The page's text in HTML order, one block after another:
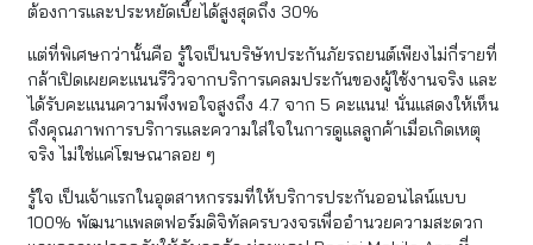
ต้องการและประหยัดเบี้ยได้สูงสุดถึง 30%
แต่ที่พิเศษกว่านั้นคือ รู้ใจเป็นบริษัทประกันภัยรถยนต์เพียงไม่กี่รายที่
กล้าเปิดเผยคะแนนรีวิวจากบริการเคลมประกันของผู้ใช้งานจริง และ
ได้รับคะแนนความพึงพอใจสูงถึง 4.7 จาก 5 คะแนน! นั่นแสดงให้เห็น
ถึงคุณภาพการบริการและความใส่ใจในการดูแลลูกค้าเมื่อเกิดเหตุ
จริง ไม่ใช่แค่โฆษณาลอย ๆ
รู้ใจ เป็นเจ้าแรกในอุตสาหกรรมที่ให้บริการประกันออนไลน์แบบ
100% พัฒนาแพลตฟอร์มดิจิทัลครบวงจรเพื่ออำนวยความสะดวก